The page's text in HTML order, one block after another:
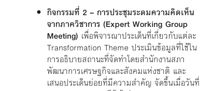
กิจกรรมที่ 2 – การประชุมระดมความคิดเห็น
จากภาควิชาการ (Expert Working Group
Meeting) เพื่อพิจารณาประเด็นที่เกี่ยวกับแต่ละ
Transformation Theme ประเมินข้อมูลที่ใช้ใน
การอธิบายสถานะที่จัดทำโดยสำนักงานสภา
พัฒนาการเศรษฐกิจและสังคมแห่งชาติ และ
เสนอประเด็นย่อยที่มีความสำคัญ จัดขึ้นเมื่อวันที่